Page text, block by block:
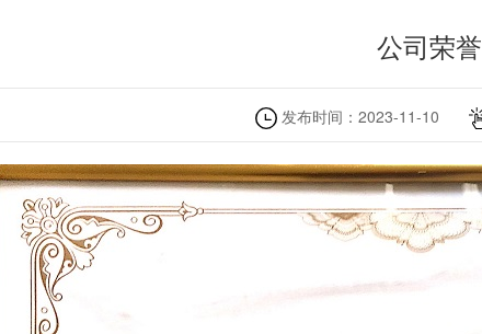
公司荣誉
发布时间： 2023-11-10